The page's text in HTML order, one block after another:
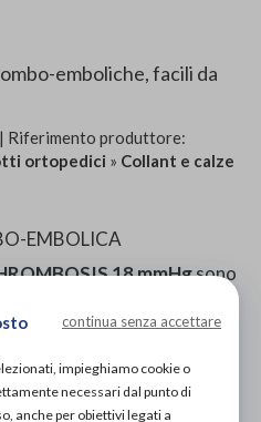
emboliche, facili da
| Riferimento produttore:
ortopedici » Collant e calze
EMBOLICA
18 mmHgsono
graduata
trombosi ed embolie. La
è studiata per
e una facile
struttura della
continua senza accettare
impieghiamo cookie o
necessari dal punto di
anche per obiettivi legati a